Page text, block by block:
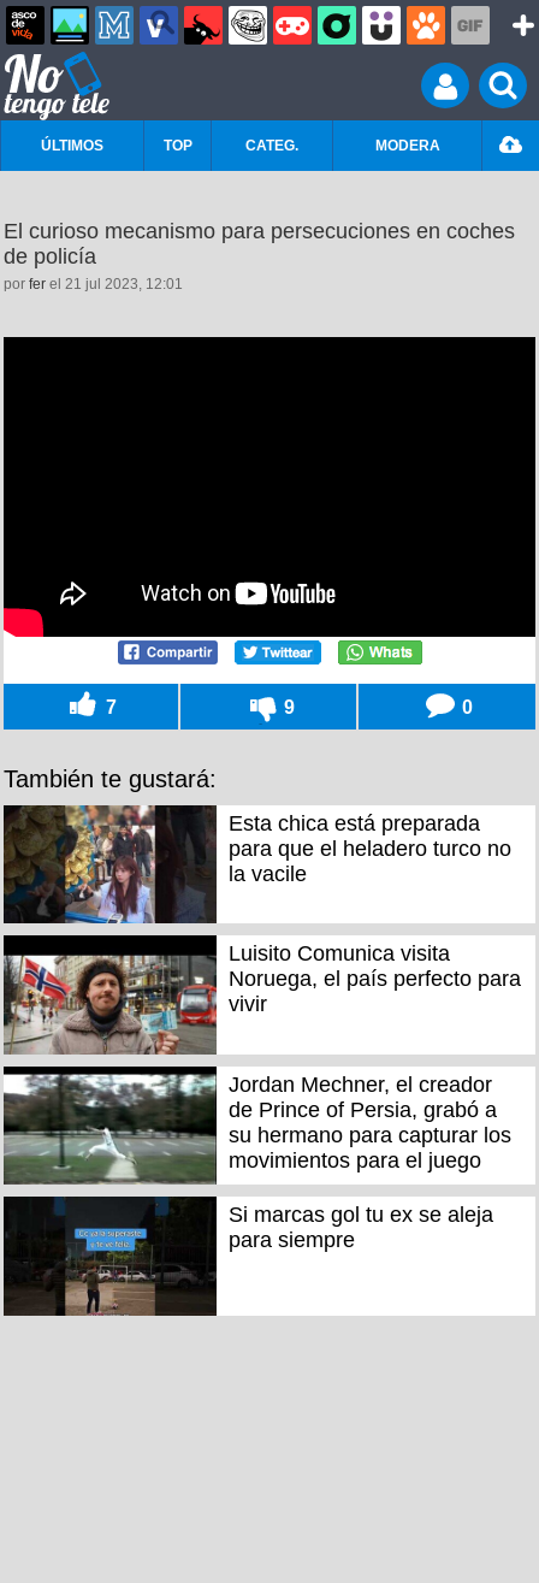
ÚLTIMOS TOP CATEG. MODERA
El curioso mecanismo para persecuciones en coches
de policía
por fer el 21 jul 2023, 12:01
7 9 0
También te gustará:
Esta chica está preparada
para que el heladero turco no
la vacile
Luisito Comunica visita
Noruega, el país perfecto para
vivir
Jordan Mechner, el creador
de Prince of Persia, grabó a
su hermano para capturar los
movimientos para el juego
Si marcas gol tu ex se aleja
para siempre